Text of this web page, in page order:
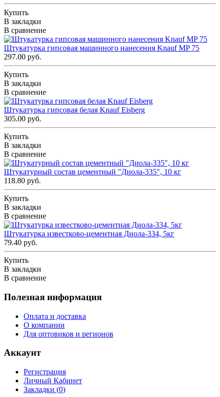
Купить
В закладки
В сравнение
Штукатурка гипсовая машинного нанесения Knauf MP 75
297.00 руб.
Купить
В закладки
В сравнение
Штукатурка гипсовая белая Knauf Eisberg
305.00 руб.
Купить
В закладки
В сравнение
Штукатурный состав цементный "Диола-335", 10 кг
118.80 руб.
Купить
В закладки
В сравнение
Штукатурка известково-цементная Диола-334, 5кг
79.40 руб.
Купить
В закладки
В сравнение
Полезная информация
Оплата и доставка
О компании
Для оптовиков и регионов
Аккаунт
Регистрация
Личный Кабинет
Закладки (0)